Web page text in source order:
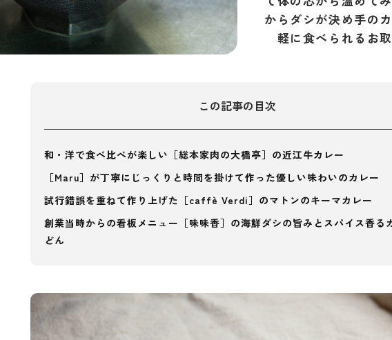
からダシが決め手の
軽に食べられるお
この記事の目次
和・洋で食べ比べが楽しい［総本家肉の大橋亭］の近江牛カレー
［Maru］が丁寧にじっくりと時間を掛けて作った優しい味わいのカレー
試行錯誤を重ねて作り上げた［caffè Verdi］のマトンのキーマカレー
創業当時からの看板メニュー［味味香］の海鮮ダシの旨みとスパイス香る
どん